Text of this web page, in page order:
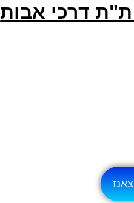
דרכי אבות